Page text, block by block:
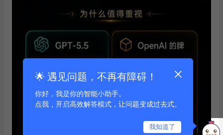
把Codex揉进ChatGPT，意味着近10亿周活用户一夜之
间获得Agent能力。
Cowork需要用户主动下载桌面端，Codex选择「你打开
ChatGPT就已经在用了」。
作者声明：该图片由AI生成
🌟 遇见问题，不再有障碍！
你好，我是你的智能小助手。
点我，开启高效解答模式，让问题变成过去式。
我知道了